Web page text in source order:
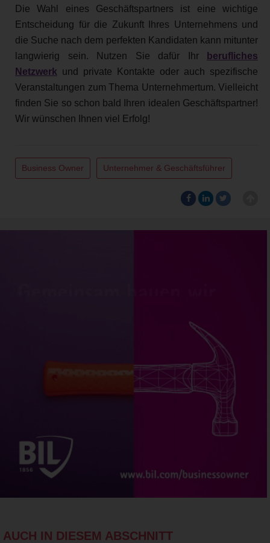
Die Wahl eines Geschäftspartners ist eine wichtige
Entscheidung für die Zukunft Ihres Unternehmens und
die Suche nach dem perfekten Kandidaten kann mitunter
langwierig sein. Nutzen Sie dafür Ihr
berufliches
Netzwerk und private Kontakte oder auch spezifische
Veranstaltungen zum Thema Unternehmertum. Vielleicht
finden Sie so schon bald Ihren idealen Geschäftspartner!
Wir wünschen Ihnen viel Erfolg!
Business Owner Unternehmer & Geschäftsführer
AUCH IN DIESEM ABSCHNITT